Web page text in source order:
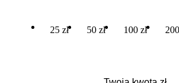
25 zł 50 zł 100 zł